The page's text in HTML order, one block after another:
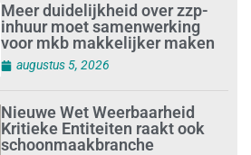
Meer duidelijkheid over zzp-
inhuur moet samenwerking
voor mkb makkelijker maken
augustus 5, 2026
Nieuwe Wet Weerbaarheid
Kritieke Entiteiten raakt ook
schoonmaakbranche